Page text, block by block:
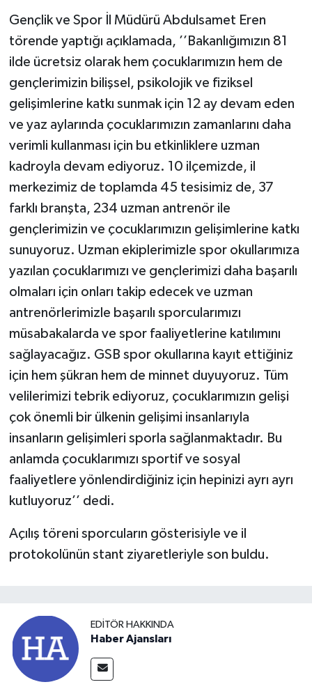
Gençlik ve Spor İl Müdürü Abdulsamet Eren
törende yaptığı açıklamada, ’’Bakanlığımızın 81
ilde ücretsiz olarak hem çocuklarımızın hem de
gençlerimizin bilişsel, psikolojik ve fiziksel
gelişimlerine katkı sunmak için 12 ay devam eden
ve yaz aylarında çocuklarımızın zamanlarını daha
verimli kullanması için bu etkinliklere uzman
kadroyla devam ediyoruz. 10 ilçemizde, il
merkezimiz de toplamda 45 tesisimiz de, 37
farklı branşta, 234 uzman antrenör ile
gençlerimizin ve çocuklarımızın gelişimlerine katkı
sunuyoruz. Uzman ekiplerimizle spor okullarımıza
yazılan çocuklarımızı ve gençlerimizi daha başarılı
olmaları için onları takip edecek ve uzman
antrenörlerimizle başarılı sporcularımızı
müsabakalarda ve spor faaliyetlerine katılımını
sağlayacağız. GSB spor okullarına kayıt ettiğiniz
için hem şükran hem de minnet duyuyoruz. Tüm
velilerimizi tebrik ediyoruz, çocuklarımızın gelişi
çok önemli bir ülkenin gelişimi insanlarıyla
insanların gelişimleri sporla sağlanmaktadır. Bu
anlamda çocuklarımızı sportif ve sosyal
faaliyetlere yönlendirdiğiniz için hepinizi ayrı ayrı
kutluyoruz’’ dedi.
Açılış töreni sporcuların gösterisiyle ve il
protokolünün stant ziyaretleriyle son buldu.
EDITÖR HAKKINDA
Haber Ajansları